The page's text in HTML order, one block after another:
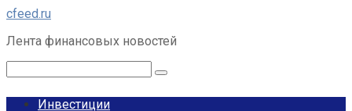
Перейти
контенту
cfeed.ru
Лента финансовых новостей
Инвестиции